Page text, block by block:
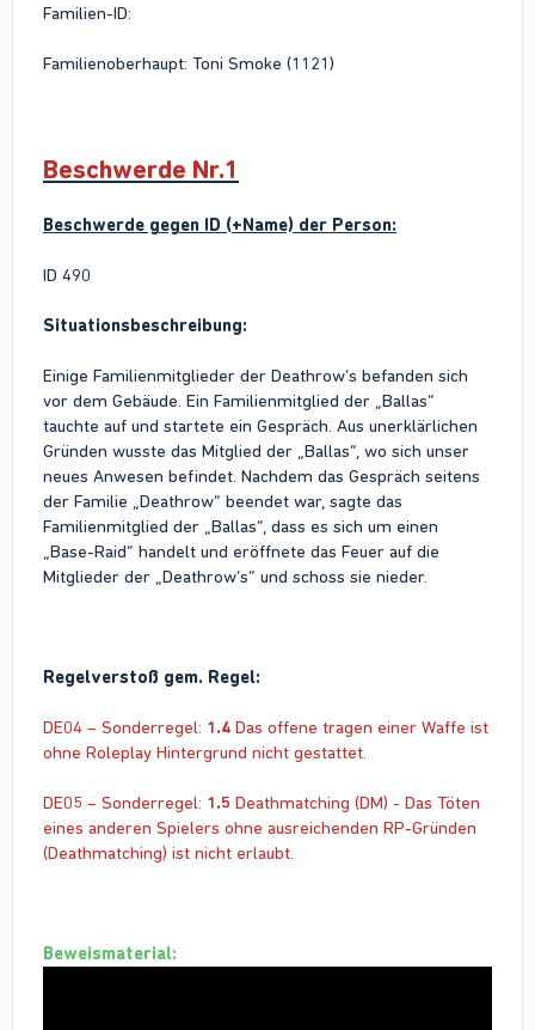
Familien-ID:
Familienoberhaupt: Toni Smoke (1121)
Beschwerde Nr.1
Beschwerde gegen ID (+Name) der Person:
ID 490
Situationsbeschreibung:
Einige Familienmitglieder der Deathrow’s befanden sich
vor dem Gebäude. Ein Familienmitglied der „Ballas“
tauchte auf und startete ein Gespräch. Aus unerklärlichen
Gründen wusste das Mitglied der „Ballas“, wo sich unser
neues Anwesen befindet. Nachdem das Gespräch seitens
der Familie „Deathrow“ beendet war, sagte das
Familienmitglied der „Ballas“, dass es sich um einen
„Base-Raid“ handelt und eröffnete das Feuer auf die
Mitglieder der „Deathrow’s“ und schoss sie nieder.
Regelverstoß gem. Regel:
DE04 – Sonderregel: 1.4 Das offene tragen einer Waffe ist
ohne Roleplay Hintergrund nicht gestattet.
DE05 – Sonderregel: 1.5 Deathmatching (DM) - Das Töten
eines anderen Spielers ohne ausreichenden RP-Gründen
(Deathmatching) ist nicht erlaubt.
Beweismaterial: